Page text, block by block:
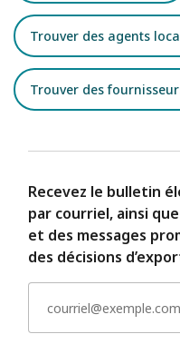
Trouver des agents
Trouver des
Recevez le bulletin
par courriel, ainsi
et des messages
des décisions